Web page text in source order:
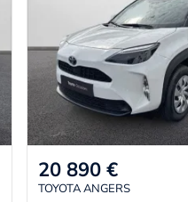
20 890 €
TOYOTA ANGERS